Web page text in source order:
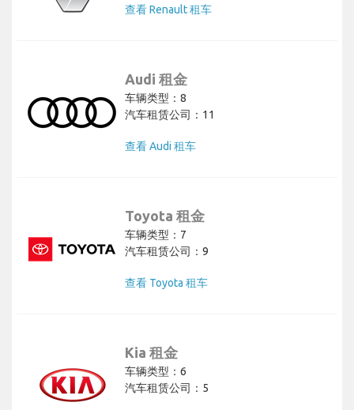
查看 Renault 租车
Audi 租金
车辆类型：8
汽车租赁公司：11
查看 Audi 租车
Toyota 租金
车辆类型：7
汽车租赁公司：9
查看 Toyota 租车
Kia 租金
车辆类型：6
汽车租赁公司：5